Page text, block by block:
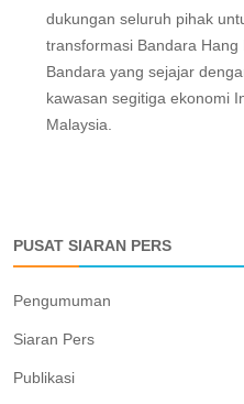
dukungan seluruh pihak
transformasi Bandara
Bandara yang sejajar
kawasan segitiga ekonomi
Malaysia.
PUSAT SIARAN PERS
Pengumuman
Siaran Pers
Publikasi